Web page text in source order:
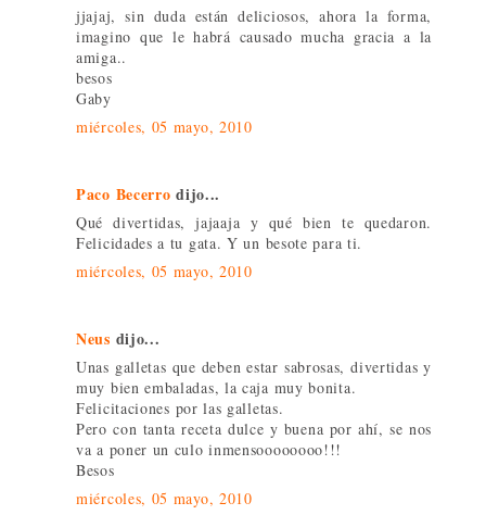
jjajaj, sin duda están deliciosos, ahora la forma,
imagino que le habrá causado mucha gracia a la
amiga..
besos
Gaby
miércoles, 05 mayo, 2010
Paco Becerro dijo...
Qué divertidas, jajaaja y qué bien te quedaron.
Felicidades a tu gata. Y un besote para ti.
miércoles, 05 mayo, 2010
Neus dijo...
Unas galletas que deben estar sabrosas, divertidas y
muy bien embaladas, la caja muy bonita.
Felicitaciones por las galletas.
Pero con tanta receta dulce y buena por ahí, se nos
va a poner un culo inmensoooooooo!!!
Besos
miércoles, 05 mayo, 2010